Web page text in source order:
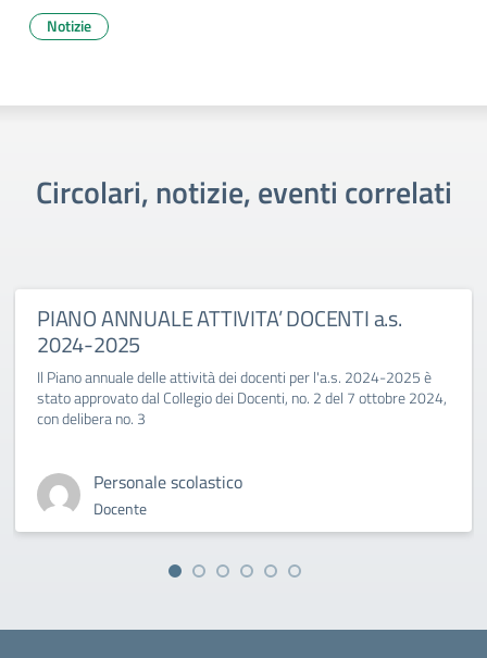
Notizie
Circolari, notizie, eventi correlati
PIANO ANNUALE ATTIVITA’ DOCENTI a.s.
2024-2025
Il Piano annuale delle attività dei docenti per l'a.s. 2024-2025 è
stato approvato dal Collegio dei Docenti, no. 2 del 7 ottobre 2024,
con delibera no. 3
Personale scolastico
Docente